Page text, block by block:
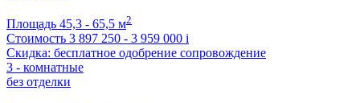
Площадь 45,3 - 65,5 м2
Стоимость 3 897 250 - 3 959 000 i
Скидка: бесплатное одобрение сопровождение
3 - комнатные
без отделки